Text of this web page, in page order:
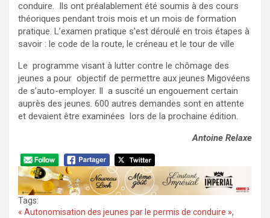
conduire. Ils ont préalablement été soumis à des cours
théoriques pendant trois mois et un mois de formation
pratique. L’examen pratique s’est déroulé en trois étapes à
savoir : le code de la route, le créneau et le tour de ville
Le programme visant à lutter contre le chômage des
jeunes a pour objectif de permettre aux jeunes Migovéens
de s’auto-employer. Il a suscité un engouement certain
auprès des jeunes. 600 autres demandes sont en attente
et devaient être examinées lors de la prochaine édition.
Antoine Relaxe
Tags:
« Autonomisation des jeunes par le permis de conduire »,